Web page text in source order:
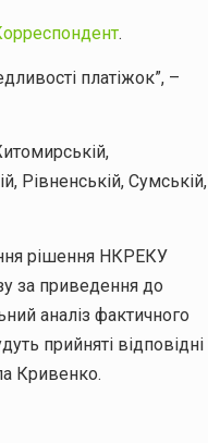
.
платіжок”, –
Рівненській, Сумській,
рішення НКРЕКУ
за приведення до
аналіз фактичного
прийняті відповідні
Кривенко.